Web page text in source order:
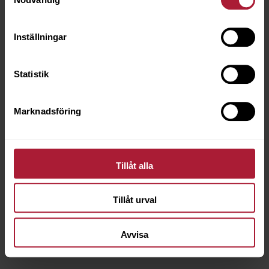
Inställningar
Statistik
Marknadsföring
Tillåt alla
Tillåt urval
Avvisa